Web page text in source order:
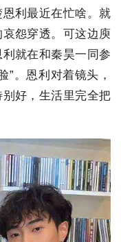
利最近在忙啥。就
怨穿透。可这边庾
就在和秦昊一同参
”。恩利对着镜头，
好，生活里完全把